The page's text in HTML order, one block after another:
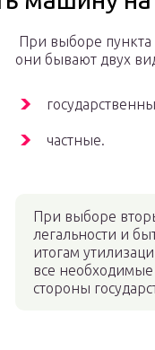
При выборе пункта
они бывают двух
частные.
При выборе
легальности и
итогам
все
стороны